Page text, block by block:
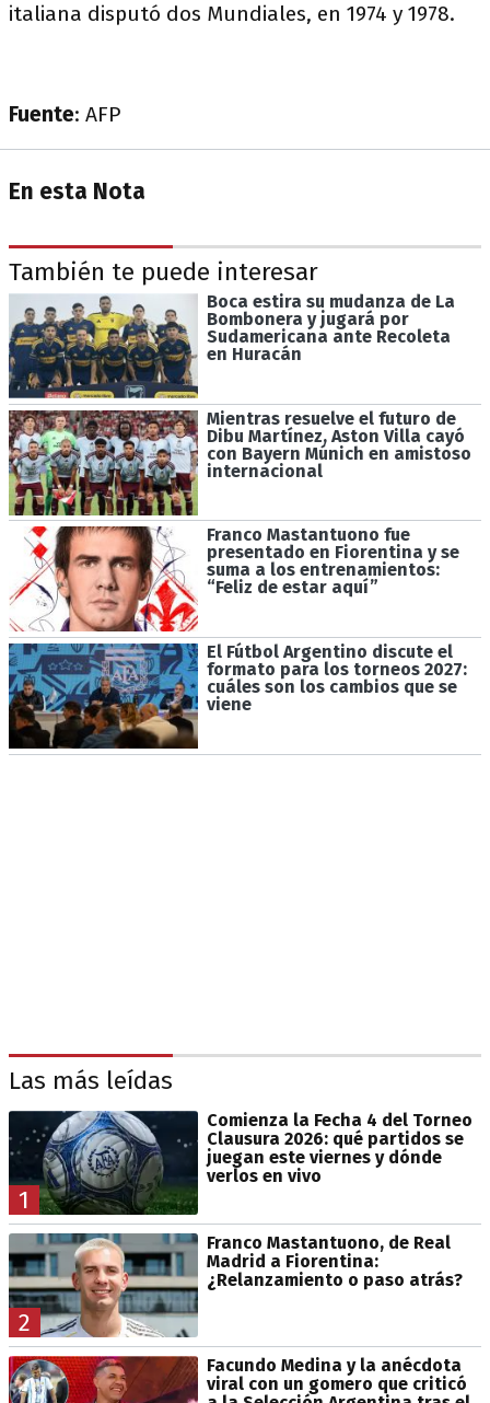
italiana disputó dos Mundiales, en 1974 y 1978.
Fuente: AFP
En esta Nota
También te puede interesar
Boca estira su mudanza de La
Bombonera y jugará por
Sudamericana ante Recoleta
en Huracán
Mientras resuelve el futuro de
Dibu Martínez, Aston Villa cayó
con Bayern Múnich en amistoso
internacional
Franco Mastantuono fue
presentado en Fiorentina y se
suma a los entrenamientos:
“Feliz de estar aquí”
El Fútbol Argentino discute el
formato para los torneos 2027:
cuáles son los cambios que se
viene
Las más leídas
1
Comienza la Fecha 4 del Torneo
Clausura 2026: qué partidos se
juegan este viernes y dónde
verlos en vivo
2
Franco Mastantuono, de Real
Madrid a Fiorentina:
¿Relanzamiento o paso atrás?
Facundo Medina y la anécdota
viral con un gomero que criticó